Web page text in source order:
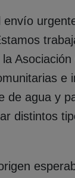
envío
e
de agua y
distintos